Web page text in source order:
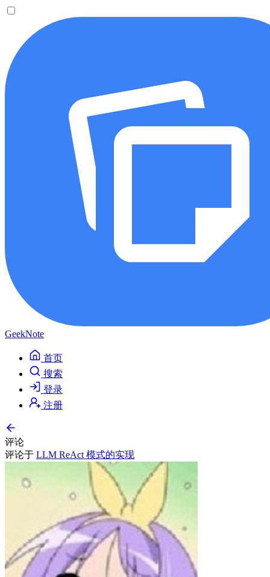
GeekNote
首页
搜索
登录
注册
评论
评论于 LLM ReAct 模式的实现